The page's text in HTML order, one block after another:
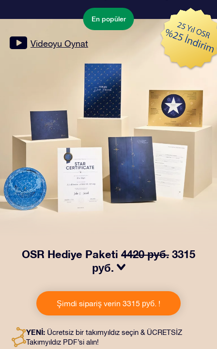
En popüler
Videoyu Oynat
OSR Hediye Paketi 4420 руб. 3315
руб.
zarf içinde kişiye özel hazırlanan belgelerin seçtiğiniz
adrese teslimatı ile çevrimiçi belgeler ve uygulamalara
erişim imkanı bu pakete dahildir. Bu, arkadaşlarınıza ve
yoludur.
Şimdi sipariş verin 3315 руб. !
YENİ: Ücretsiz bir takımyıldız seçin & ÜCRETSİZ
Takımyıldız PDF’si alın!